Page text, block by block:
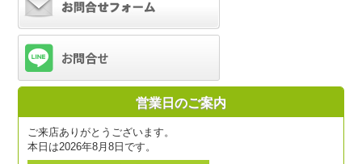
営業日のご案内
ご来店ありがとうございます。
本日は2026年8月8日です。